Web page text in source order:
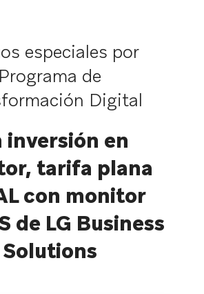
especiales por
Programa de
Digital
inversión en
tarifa plana
con monitor
de LG Business
Solutions